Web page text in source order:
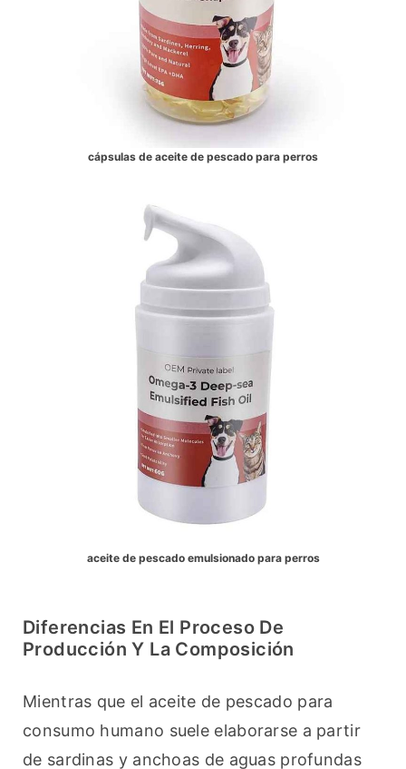
cápsulas de aceite de pescado para perros
aceite de pescado emulsionado para perros
Diferencias En El Proceso De
Producción Y La Composición
Mientras que el aceite de pescado para
consumo humano suele elaborarse a partir
de sardinas y anchoas de aguas profundas